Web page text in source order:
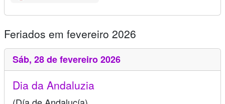
Feriados em fevereiro 2026
Sáb, 28 de fevereiro 2026
Dia da Andaluzia